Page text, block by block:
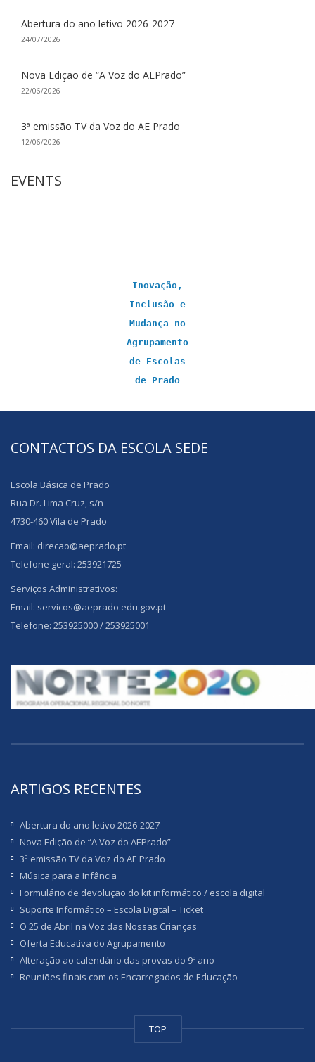
Abertura do ano letivo 2026-2027
24/07/2026
Nova Edição de “A Voz do AEPrado”
22/06/2026
3ª emissão TV da Voz do AE Prado
12/06/2026
EVENTS
Inovação,
Inclusão e
Mudança no
Agrupamento
de Escolas
de Prado
CONTACTOS DA ESCOLA SEDE
Escola Básica de Prado
Rua Dr. Lima Cruz, s/n
4730-460 Vila de Prado
Email: direcao@aeprado.pt
Telefone geral: 253921725
Serviços Administrativos:
Email: servicos@aeprado.edu.gov.pt
Telefone: 253925000 / 253925001
ARTIGOS RECENTES
Abertura do ano letivo 2026-2027
Nova Edição de “A Voz do AEPrado”
3ª emissão TV da Voz do AE Prado
Música para a Infância
Formulário de devolução do kit informático / escola digital
Suporte Informático – Escola Digital – Ticket
O 25 de Abril na Voz das Nossas Crianças
Oferta Educativa do Agrupamento
Alteração ao calendário das provas do 9º ano
Reuniões finais com os Encarregados de Educação
TOP